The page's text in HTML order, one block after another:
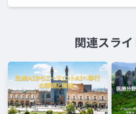
関連スライ